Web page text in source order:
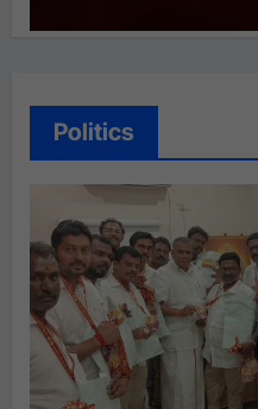
Politics